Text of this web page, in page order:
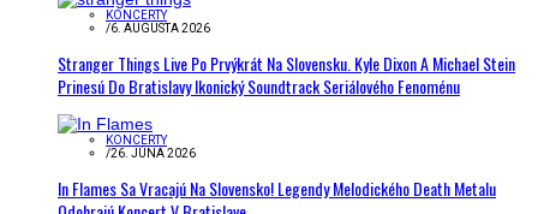
KONCERTY
/6. AUGUSTA 2026
Stranger Things Live Po Prvýkrát Na Slovensku. Kyle Dixon A Michael Stein
Prinesú Do Bratislavy Ikonický Soundtrack Seriálového Fenoménu
KONCERTY
/26. JÚNA 2026
In Flames Sa Vracajú Na Slovensko! Legendy Melodického Death Metalu